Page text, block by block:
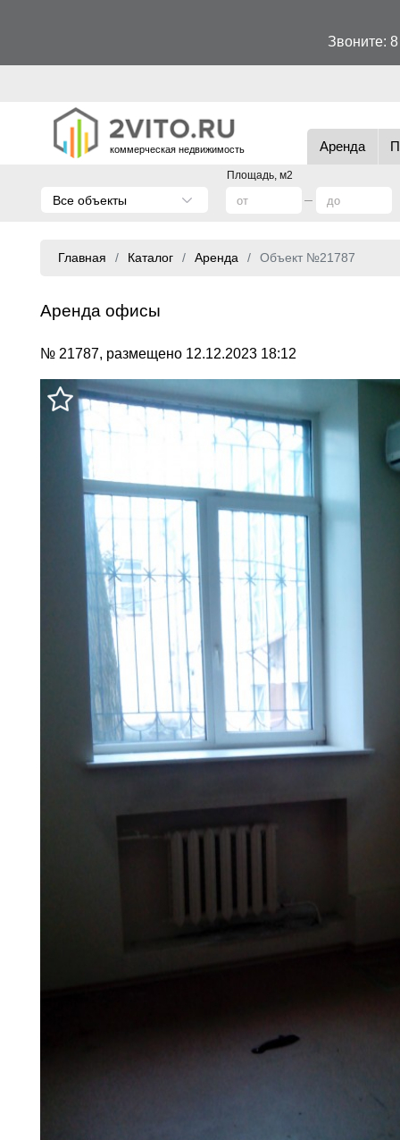
Звоните:
коммерческая недвижимость Аренда
Площадь, м2
Все объекты
Главная Каталог Аренда Объект №21787
Аренда офисы
№ 21787, размещено 12.12.2023 18:12